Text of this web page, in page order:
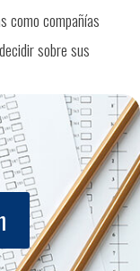
como compañías
sobre sus